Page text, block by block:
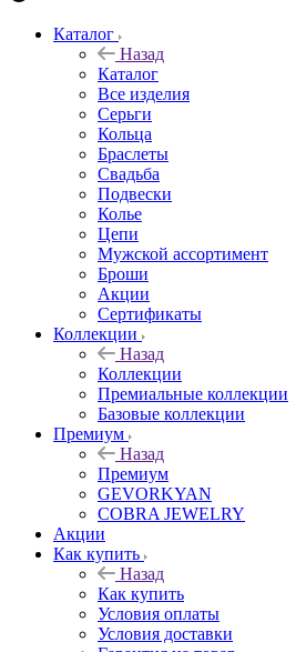
Каталог
Назад
Каталог
Все изделия
Серьги
Кольца
Браслеты
Свадьба
Подвески
Колье
Цепи
Мужской ассортимент
Броши
Акции
Сертификаты
Коллекции
Назад
Коллекции
Премиальные коллекции
Базовые коллекции
Премиум
Назад
Премиум
GEVORKYAN
COBRA JEWELRY
Акции
Как купить
Назад
Как купить
Условия оплаты
Условия доставки